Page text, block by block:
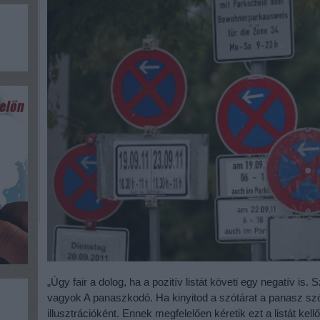
„Úgy fair a dolog, ha a pozitív listát követi egy negatív is.
vagyok A panaszkodó. Ha kinyitod a szótárat a panasz
illusztrációként. Ennek megfelelően kéretik ezt a listát